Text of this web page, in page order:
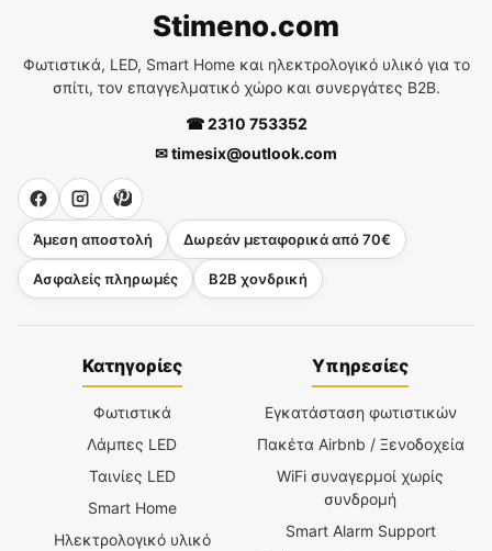
Stimeno.com
Φωτιστικά, LED, Smart Home και ηλεκτρολογικό υλικό για το
σπίτι, τον επαγγελματικό χώρο και συνεργάτες B2B.
☎ 2310 753352
✉ timesix@outlook.com
Άμεση αποστολή Δωρεάν μεταφορικά από 70€
Ασφαλείς πληρωμές B2B χονδρική
Κατηγορίες
Φωτιστικά
Λάμπες LED
Ταινίες LED
Smart Home
Ηλεκτρολογικό υλικό
Υπηρεσίες
Εγκατάσταση φωτιστικών
Πακέτα Airbnb / Ξενοδοχεία
WiFi συναγερμοί χωρίς
συνδρομή
Smart Alarm Support